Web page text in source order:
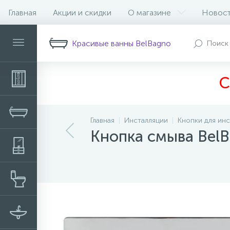
Главная Акции и скидки О магазине
Красивые ванны BelBagno
Главная Инсталляции Кнопки для
Кнопка смыва
Описание Характеристики